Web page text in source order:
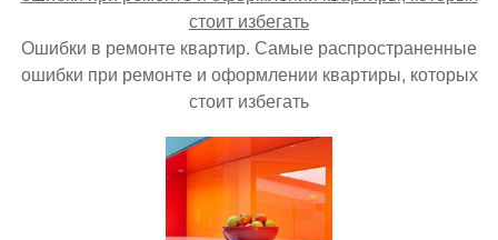
Ошибки в ремонте квартир. Самые распространенные
ошибки при ремонте и оформлении квартиры, которых
стоит избегать